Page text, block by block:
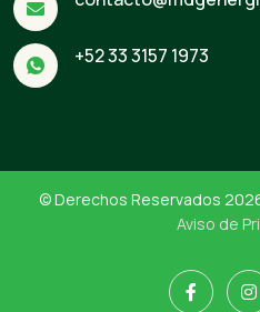
+52 33 3157 1973
© Derechos Reservados
Aviso de